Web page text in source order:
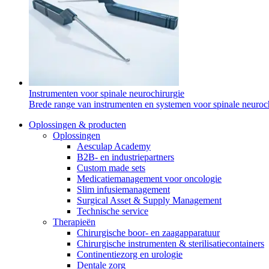
ExpertCare
Gespecialiseerde verpleegkundige thuiszorg.
Vind jouw baan
Ontdek jouw carrièremogelijkheden, bekijk onze vacatures en
Instrumenten voor spinale neurochirurgie
Brede range van instrumenten en systemen voor spinale
Oplossingen & producten
Oplossingen
Aesculap Academy
B2B- en industriepartners
Custom made sets
Medicatiemanagement voor oncologie
Slim infusiemanagement
Surgical Asset & Supply Management
Technische service
Therapieën
Chirurgische boor- en zaagapparatuur
Chirurgische instrumenten & sterilisatiecontainers
Continentiezorg en urologie
Dentale zorg